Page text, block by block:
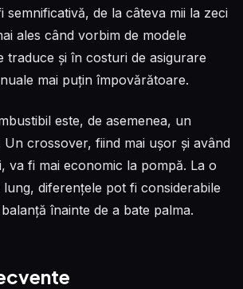
semnificativă, de la câteva mii la zeci
ales când vorbim de modele
traduce și în costuri de asigurare
mai puțin împovărătoare.
este, de asemenea, un
crossover, fiind mai ușor și având
va fi mai economic la pompă. La o
diferențele pot fi considerabile
înainte de a bate palma.